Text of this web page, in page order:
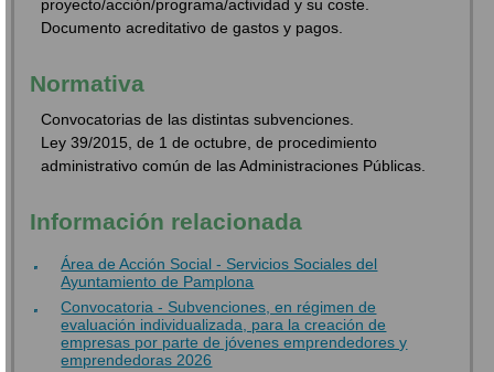
proyecto/acción/programa/actividad y su coste.
Documento acreditativo de gastos y pagos.
Normativa
Convocatorias de las distintas subvenciones.
Ley 39/2015, de 1 de octubre, de procedimiento
administrativo común de las Administraciones Públicas.
Información relacionada
Área de Acción Social - Servicios Sociales del
Ayuntamiento de Pamplona
Convocatoria - Subvenciones, en régimen de
evaluación individualizada, para la creación de
empresas por parte de jóvenes emprendedores y
emprendedoras 2026